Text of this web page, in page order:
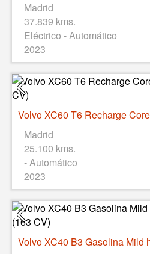
Madrid
37.839 kms.
Eléctrico - Automático
2023
Madrid
25.100 kms.
- Automático
2023